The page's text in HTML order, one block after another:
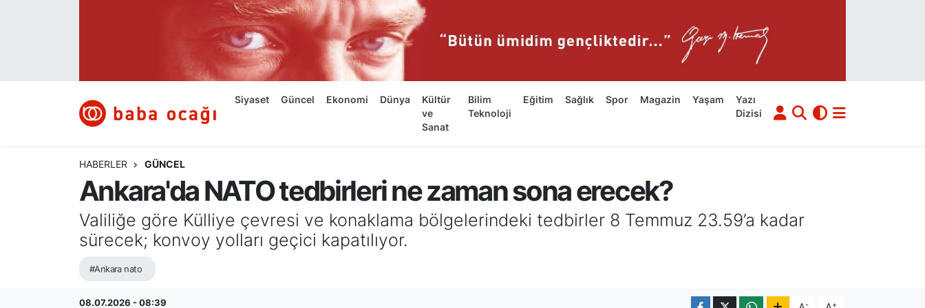
Siyaset Güncel Ekonomi Dünya
Kültür
ve
Sanat
Bilim
Teknoloji
Eğitim Sağlık Spor Magazin Yaşam
Yazı
Dizisi
HABERLER GÜNCEL
Ankara'da NATO tedbirleri ne zaman sona erecek?
Valiliğe göre Külliye çevresi ve konaklama bölgelerindeki tedbirler 8 Temmuz 23.59’a kadar
sürecek; konvoy yolları geçici kapatılıyor.
#Ankara nato
08.07.2026 - 08:39 - +
Ekonomi
Kültür ve Sanat
Bilim ve Teknoloji
Yazı Dizisi
Namaz Vakitleri
Trafik Durumu
Süper Lig Puan Durumu ve Fikstür
Tüm Manşetler
Son Dakika Haberleri
Haber Arşivi